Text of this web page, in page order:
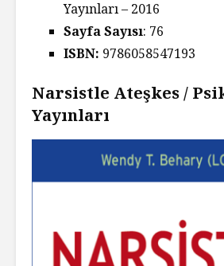
Yayınları – 2016
Sayfa Sayısı: 76
ISBN: 9786058547193
Narsistle Ateşkes /
Yayınları